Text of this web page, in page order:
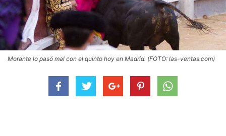
Morante lo pasó mal con el quinto hoy en Madrid. (FOTO: las-ventas.com)